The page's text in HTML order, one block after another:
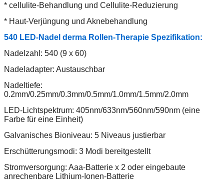
* cellulite-Behandlung und Cellulite-Reduzierung
* Haut-Verjüngung und Aknebehandlung
540 LED-Nadel derma Rollen-Therapie Spezifikation:
Nadelzahl: 540 (9 x 60)
Nadeladapter: Austauschbar
Nadeltiefe:
0.2mm/0.25mm/0.3mm/0.5mm/1.0mm/1.5mm/2.0mm
LED-Lichtspektrum: 405nm/633nm/560nm/590nm (eine
Farbe für eine Einheit)
Galvanisches Bioniveau: 5 Niveaus justierbar
Erschütterungsmodi: 3 Modi bereitgestellt
Stromversorgung: Aaa-Batterie x 2 oder eingebaute
anrechenbare Lithium-Ionen-Batterie